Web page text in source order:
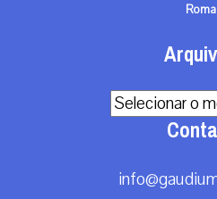
Roma
Arquivos